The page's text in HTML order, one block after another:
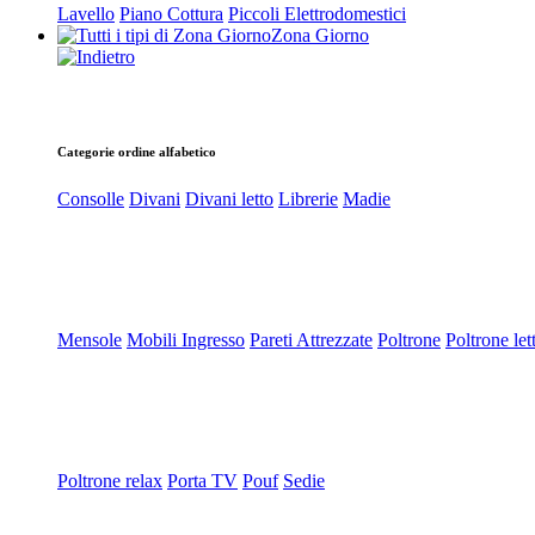
Lavello Piano Cottura Piccoli Elettrodomestici
Zona Giorno
Categorie ordine alfabetico
Consolle Divani Divani letto Librerie Madie
Mensole Mobili Ingresso Pareti Attrezzate Poltrone Poltrone
Poltrone relax Porta TV Pouf Sedie